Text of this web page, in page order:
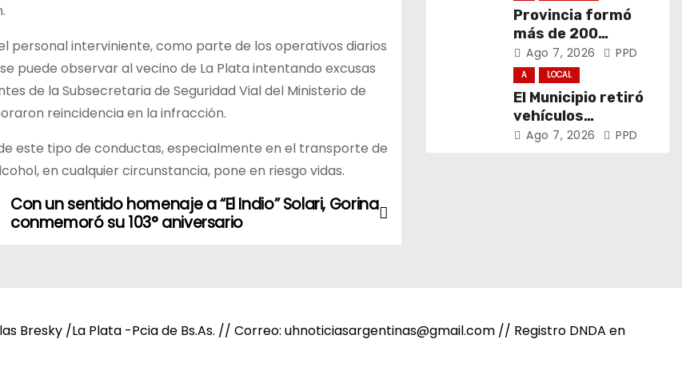
personal interviniente, como parte de los operativos diarios
puede observar al vecino de La Plata intentando excusas
de la Subsecretaria de Seguridad Vial del Ministerio de
reincidencia en la infracción.
este tipo de conductas, especialmente en el transporte de
en cualquier circunstancia, pone en riesgo vidas.
Con un sentido homenaje a “El Indio” Solari, Gorina
conmemoró su 103° aniversario
Provincia formó
más de 200
promotores de
derechos de niñas,
niños y
adolescentes
Ago 7, 2026 PPD
A LOCAL
El Municipio retiró
vehículos
abandonados de
Ago 7, 2026 PPD
Bresky /La Plata -Pcia de Bs.As. // Correo: uhnoticiasargentinas@gmail.com // Registro DNDA en